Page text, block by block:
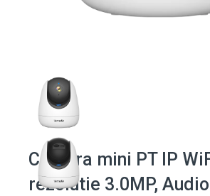
Camera mini PT IP
rezolutie 3.0MP, Audio